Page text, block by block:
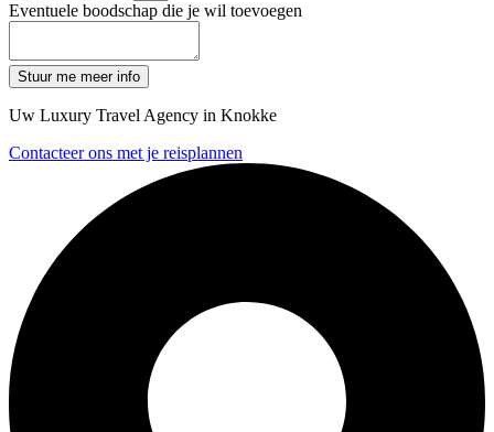
Eventuele boodschap die je wil toevoegen
Stuur me meer info
Uw Luxury Travel Agency in Knokke
Contacteer ons met je reisplannen